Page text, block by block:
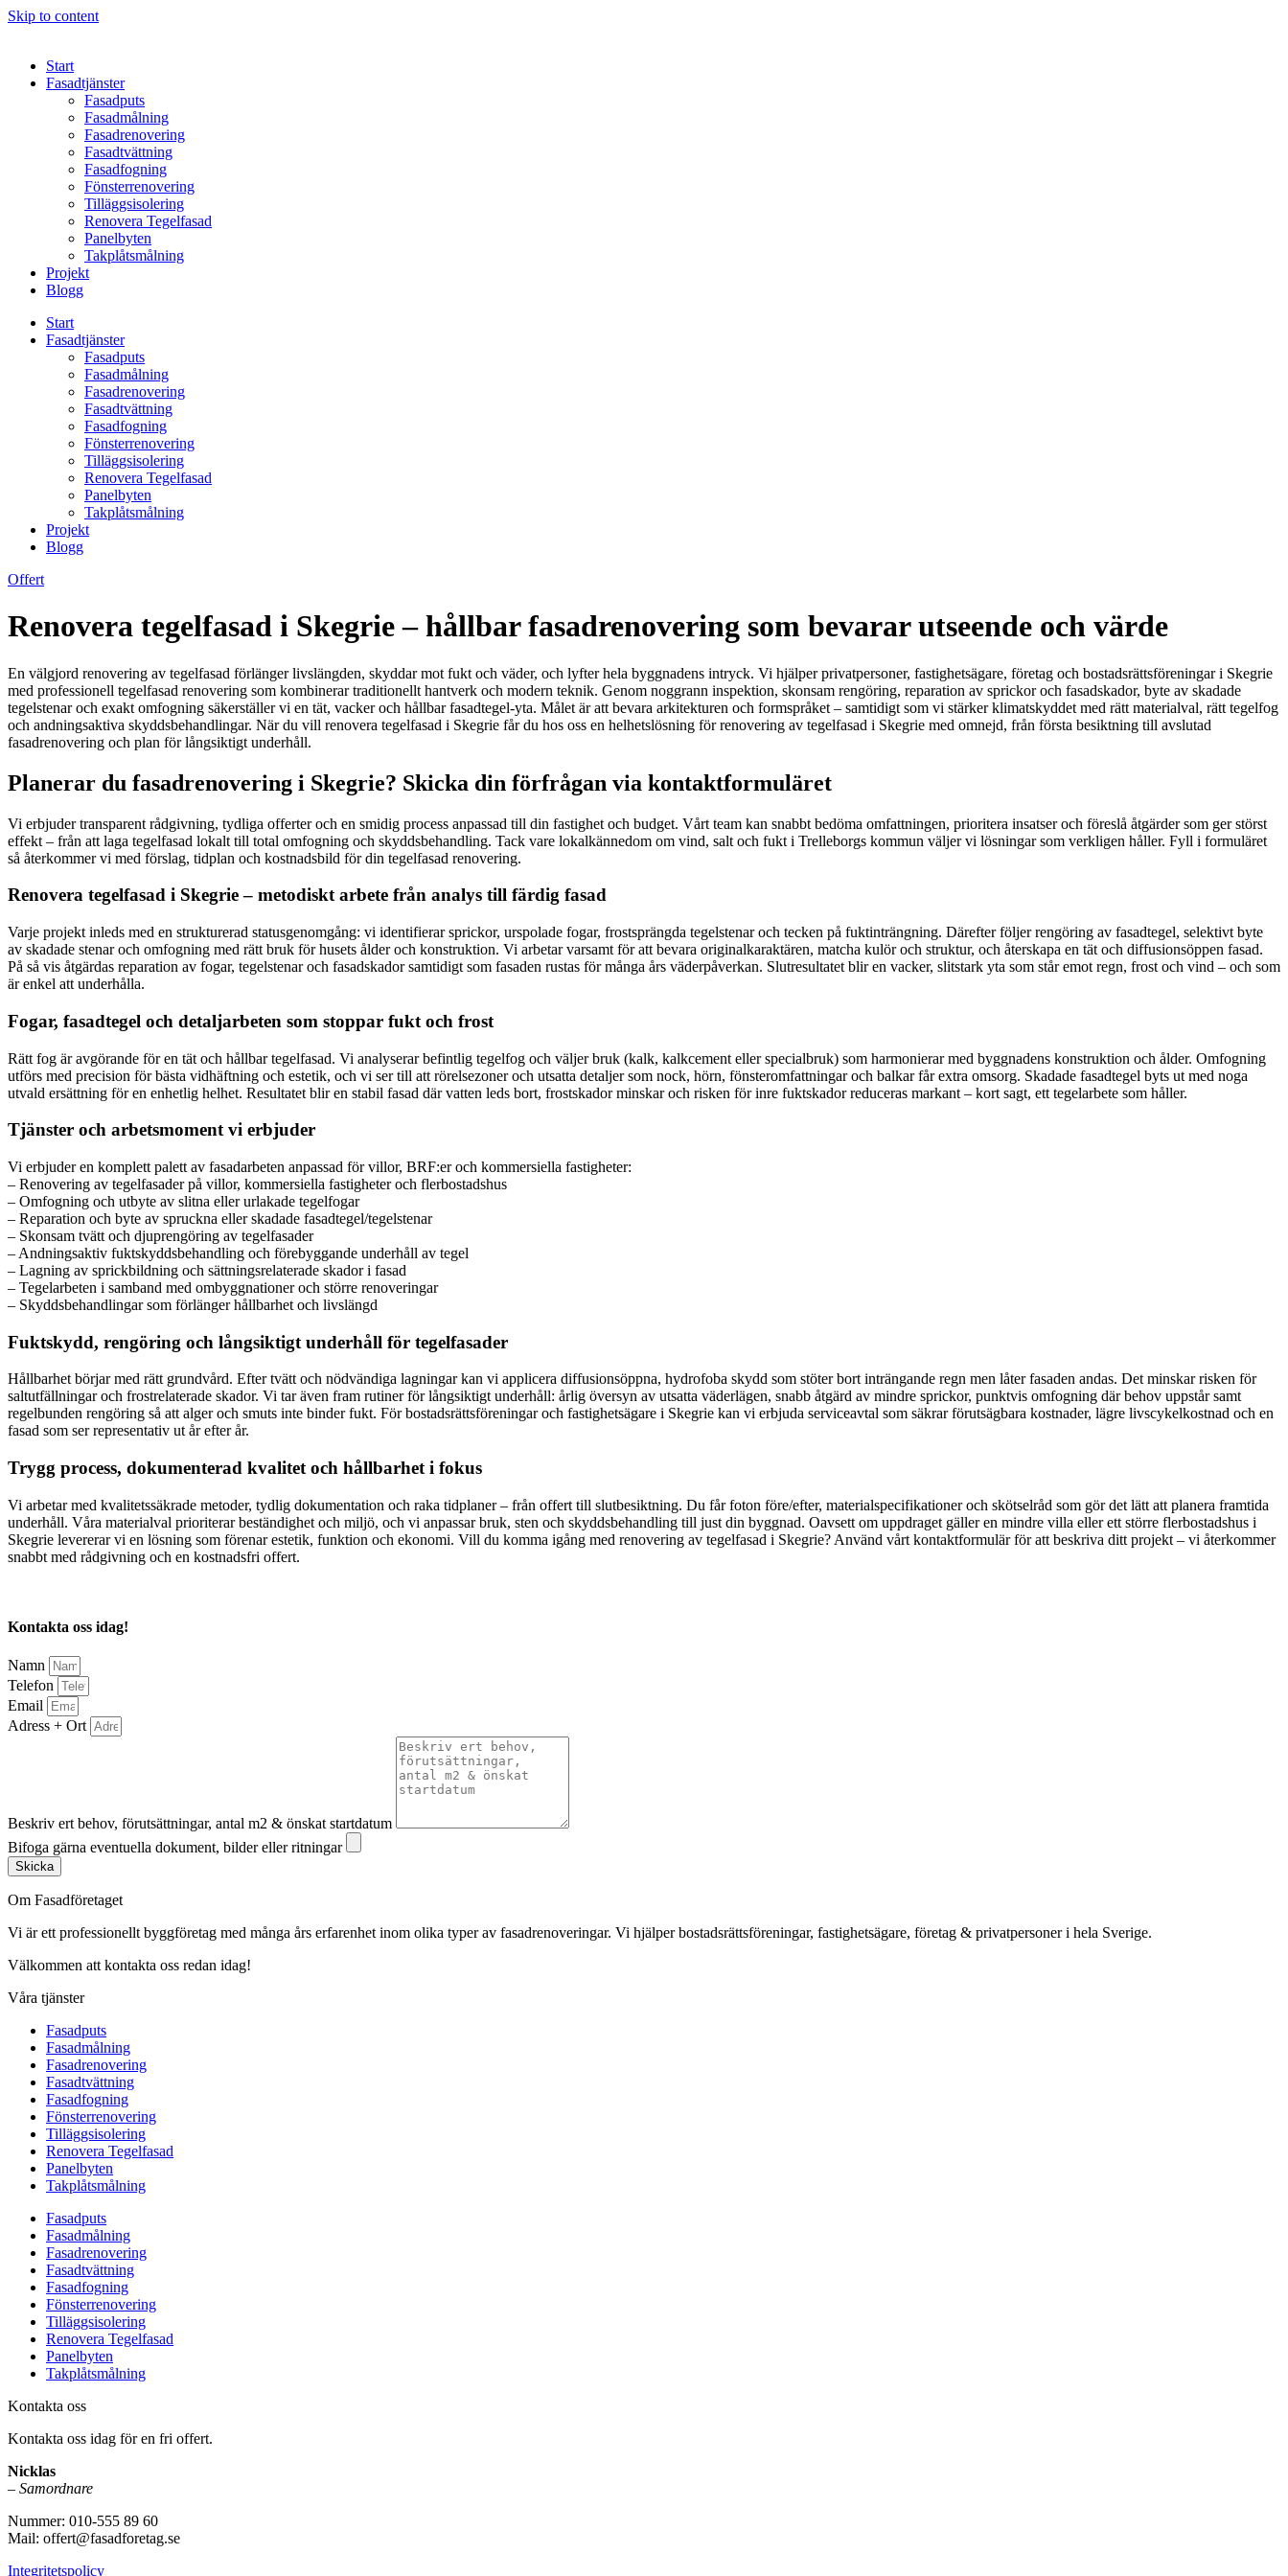
Skip to content
Start
Fasadtjänster
Fasadputs
Fasadmålning
Fasadrenovering
Fasadtvättning
Fasadfogning
Fönsterrenovering
Tilläggsisolering
Renovera Tegelfasad
Panelbyten
Takplåtsmålning
Projekt
Blogg
Start
Fasadtjänster
Fasadputs
Fasadmålning
Fasadrenovering
Fasadtvättning
Fasadfogning
Fönsterrenovering
Tilläggsisolering
Renovera Tegelfasad
Panelbyten
Takplåtsmålning
Projekt
Blogg
Offert
Renovera tegelfasad i Skegrie – hållbar fasadrenovering som bevarar utseende och värde
En välgjord renovering av tegelfasad förlänger livslängden, skyddar mot fukt och väder, och lyfter hela byggnadens intryck. Vi hjälper privatpersoner, fastighetsägare, företag och bostadsrättsföreningar i Skegrie
med professionell tegelfasad renovering som kombinerar traditionellt hantverk och modern teknik. Genom noggrann inspektion, skonsam rengöring, reparation av sprickor och fasadskador, byte av skadade
tegelstenar och exakt omfogning säkerställer vi en tät, vacker och hållbar fasadtegel-yta. Målet är att bevara arkitekturen och formspråket – samtidigt som vi stärker klimatskyddet med rätt materialval, rätt tegelfog
och andningsaktiva skyddsbehandlingar. När du vill renovera tegelfasad i Skegrie får du hos oss en helhetslösning för renovering av tegelfasad i Skegrie med omnejd, från första besiktning till avslutad
fasadrenovering och plan för långsiktigt underhåll.
Planerar du fasadrenovering i Skegrie? Skicka din förfrågan via kontaktformuläret
Vi erbjuder transparent rådgivning, tydliga offerter och en smidig process anpassad till din fastighet och budget. Vårt team kan snabbt bedöma omfattningen, prioritera insatser och föreslå åtgärder som ger störst
effekt – från att laga tegelfasad lokalt till total omfogning och skyddsbehandling. Tack vare lokalkännedom om vind, salt och fukt i Trelleborgs kommun väljer vi lösningar som verkligen håller. Fyll i formuläret
så återkommer vi med förslag, tidplan och kostnadsbild för din tegelfasad renovering.
Renovera tegelfasad i Skegrie – metodiskt arbete från analys till färdig fasad
Varje projekt inleds med en strukturerad statusgenomgång: vi identifierar sprickor, urspolade fogar, frostsprängda tegelstenar och tecken på fuktinträngning. Därefter följer rengöring av fasadtegel, selektivt byte
av skadade stenar och omfogning med rätt bruk för husets ålder och konstruktion. Vi arbetar varsamt för att bevara originalkaraktären, matcha kulör och struktur, och återskapa en tät och diffusionsöppen fasad.
På så vis åtgärdas reparation av fogar, tegelstenar och fasadskador samtidigt som fasaden rustas för många års väderpåverkan. Slutresultatet blir en vacker, slitstark yta som står emot regn, frost och vind – och som
är enkel att underhålla.
Fogar, fasadtegel och detaljarbeten som stoppar fukt och frost
Rätt fog är avgörande för en tät och hållbar tegelfasad. Vi analyserar befintlig tegelfog och väljer bruk (kalk, kalkcement eller specialbruk) som harmonierar med byggnadens konstruktion och ålder. Omfogning
utförs med precision för bästa vidhäftning och estetik, och vi ser till att rörelsezoner och utsatta detaljer som nock, hörn, fönsteromfattningar och balkar får extra omsorg. Skadade fasadtegel byts ut med noga
utvald ersättning för en enhetlig helhet. Resultatet blir en stabil fasad där vatten leds bort, frostskador minskar och risken för inre fuktskador reduceras markant – kort sagt, ett tegelarbete som håller.
Tjänster och arbetsmoment vi erbjuder
Vi erbjuder en komplett palett av fasadarbeten anpassad för villor, BRF:er och kommersiella fastigheter:
– Renovering av tegelfasader på villor, kommersiella fastigheter och flerbostadshus
– Omfogning och utbyte av slitna eller urlakade tegelfogar
– Reparation och byte av spruckna eller skadade fasadtegel/tegelstenar
– Skonsam tvätt och djuprengöring av tegelfasader
– Andningsaktiv fuktskyddsbehandling och förebyggande underhåll av tegel
– Lagning av sprickbildning och sättningsrelaterade skador i fasad
– Tegelarbeten i samband med ombyggnationer och större renoveringar
– Skyddsbehandlingar som förlänger hållbarhet och livslängd
Fuktskydd, rengöring och långsiktigt underhåll för tegelfasader
Hållbarhet börjar med rätt grundvård. Efter tvätt och nödvändiga lagningar kan vi applicera diffusionsöppna, hydrofoba skydd som stöter bort inträngande regn men låter fasaden andas. Det minskar risken för
saltutfällningar och frostrelaterade skador. Vi tar även fram rutiner för långsiktigt underhåll: årlig översyn av utsatta väderlägen, snabb åtgärd av mindre sprickor, punktvis omfogning där behov uppstår samt
regelbunden rengöring så att alger och smuts inte binder fukt. För bostadsrättsföreningar och fastighetsägare i Skegrie kan vi erbjuda serviceavtal som säkrar förutsägbara kostnader, lägre livscykelkostnad och en
fasad som ser representativ ut år efter år.
Trygg process, dokumenterad kvalitet och hållbarhet i fokus
Vi arbetar med kvalitetssäkrade metoder, tydlig dokumentation och raka tidplaner – från offert till slutbesiktning. Du får foton före/efter, materialspecifikationer och skötselråd som gör det lätt att planera framtida
underhåll. Våra materialval prioriterar beständighet och miljö, och vi anpassar bruk, sten och skyddsbehandling till just din byggnad. Oavsett om uppdraget gäller en mindre villa eller ett större flerbostadshus i
Skegrie levererar vi en lösning som förenar estetik, funktion och ekonomi. Vill du komma igång med renovering av tegelfasad i Skegrie? Använd vårt kontaktformulär för att beskriva ditt projekt – vi återkommer
snabbt med rådgivning och en kostnadsfri offert.
Kontakta oss idag!
Namn
Telefon
Email
Adress + Ort
Beskriv ert behov, förutsättningar, antal m2 & önskat startdatum
Bifoga gärna eventuella dokument, bilder eller ritningar
Skicka
Om Fasadföretaget
Vi är ett professionellt byggföretag med många års erfarenhet inom olika typer av fasadrenoveringar. Vi hjälper bostadsrättsföreningar, fastighetsägare, företag & privatpersoner i hela Sverige.
Välkommen att kontakta oss redan idag!
Våra tjänster
Fasadputs
Fasadmålning
Fasadrenovering
Fasadtvättning
Fasadfogning
Fönsterrenovering
Tilläggsisolering
Renovera Tegelfasad
Panelbyten
Takplåtsmålning
Fasadputs
Fasadmålning
Fasadrenovering
Fasadtvättning
Fasadfogning
Fönsterrenovering
Tilläggsisolering
Renovera Tegelfasad
Panelbyten
Takplåtsmålning
Kontakta oss
Kontakta oss idag för en fri offert.
Nicklas
– Samordnare
Nummer: 010-555 89 60
Mail: offert@fasadforetag.se
Integritetspolicy